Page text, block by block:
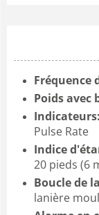
Fréquence
Poids avec
Indicateurs:
Pulse Rate
Indice
20 pieds (6
Boucle de
lanière